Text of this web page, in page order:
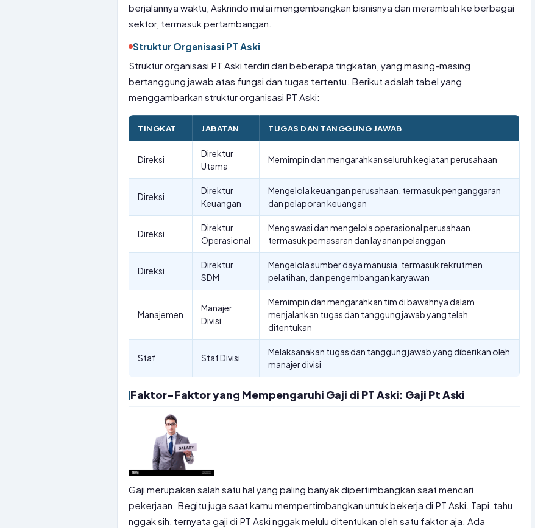
berjalannya waktu, Askrindo mulai mengembangkan bisnisnya dan merambah ke berbagai
sektor, termasuk pertambangan.
Struktur Organisasi PT Aski
Struktur organisasi PT Aski terdiri dari beberapa tingkatan, yang masing-masing
bertanggung jawab atas fungsi dan tugas tertentu. Berikut adalah tabel yang
menggambarkan struktur organisasi PT Aski:
TINGKAT JABATAN TUGAS DAN TANGGUNG JAWAB
Direksi
Direktur
Utama
Memimpin dan mengarahkan seluruh kegiatan perusahaan
Direksi
Direktur
Keuangan
Mengelola keuangan perusahaan, termasuk penganggaran
dan pelaporan keuangan
Direksi
Direktur
Operasional
Mengawasi dan mengelola operasional perusahaan,
termasuk pemasaran dan layanan pelanggan
Direksi
Direktur
SDM
Mengelola sumber daya manusia, termasuk rekrutmen,
pelatihan, dan pengembangan karyawan
Manajemen
Manajer
Divisi
Memimpin dan mengarahkan tim di bawahnya dalam
menjalankan tugas dan tanggung jawab yang telah
ditentukan
Staf Staf Divisi
Melaksanakan tugas dan tanggung jawab yang diberikan oleh
manajer divisi
Faktor-Faktor yang Mempengaruhi Gaji di PT Aski: Gaji Pt Aski
Gaji merupakan salah satu hal yang paling banyak dipertimbangkan saat mencari
pekerjaan. Begitu juga saat kamu mempertimbangkan untuk bekerja di PT Aski. Tapi, tahu
nggak sih, ternyata gaji di PT Aski nggak melulu ditentukan oleh satu faktor aja. Ada